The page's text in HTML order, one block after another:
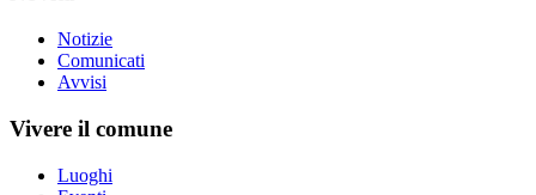
Notizie
Comunicati
Avvisi
Vivere il comune
Luoghi